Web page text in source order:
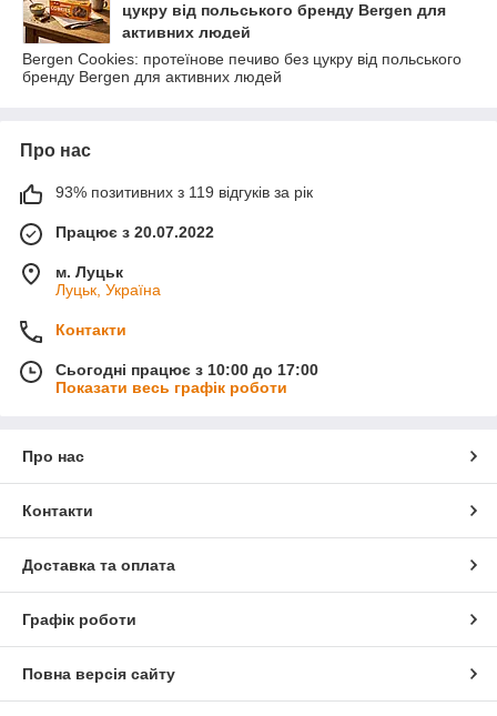
цукру від польського бренду Bergen для
активних людей
Bergen Cookies: протеїнове печиво без цукру від польського
бренду Bergen для активних людей
Про нас
93% позитивних з 119 відгуків за рік
Працює з 20.07.2022
м. Луцьк
Луцьк, Україна
Контакти
Сьогодні працює з 10:00 до 17:00
Показати весь графік роботи
Про нас
Контакти
Доставка та оплата
Графік роботи
Повна версія сайту